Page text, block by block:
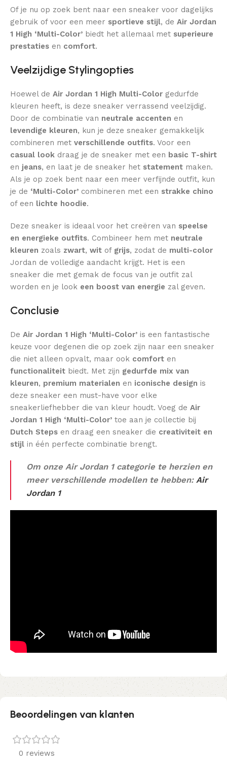
Of je nu op zoek bent naar een sneaker voor dagelijks
gebruik of voor een meer sportieve stijl, de Air Jordan
1 High ‘Multi-Color’ biedt het allemaal met superieure
prestaties en comfort.
Veelzijdige Stylingopties
Hoewel de Air Jordan 1 High Multi-Color gedurfde
kleuren heeft, is deze sneaker verrassend veelzijdig.
Door de combinatie van neutrale accenten en
levendige kleuren, kun je deze sneaker gemakkelijk
combineren met verschillende outfits. Voor een
casual look draag je de sneaker met een basic T-shirt
en jeans, en laat je de sneaker het statement maken.
Als je op zoek bent naar een meer verfijnde outfit, kun
je de ‘Multi-Color’ combineren met een strakke chino
of een lichte hoodie.
Deze sneaker is ideaal voor het creëren van speelse
en energieke outfits. Combineer hem met neutrale
kleuren zoals zwart, wit of grijs, zodat de multi-color
Jordan de volledige aandacht krijgt. Het is een
sneaker die met gemak de focus van je outfit zal
worden en je look een boost van energie zal geven.
Conclusie
De Air Jordan 1 High ‘Multi-Color’ is een fantastische
keuze voor degenen die op zoek zijn naar een sneaker
die niet alleen opvalt, maar ook comfort en
functionaliteit biedt. Met zijn gedurfde mix van
kleuren, premium materialen en iconische design is
deze sneaker een must-have voor elke
sneakerliefhebber die van kleur houdt. Voeg de Air
Jordan 1 High ‘Multi-Color’ toe aan je collectie bij
Dutch Steps en draag een sneaker die creativiteit en
stijl in één perfecte combinatie brengt.
Om onze Air Jordan 1 categorie te herzien en
meer verschillende modellen te hebben: Air
Jordan 1
Beoordelingen van klanten
0 reviews